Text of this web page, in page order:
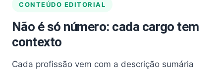
CONTEÚDO EDITORIAL
Não é só número: cada cargo tem
contexto
Cada profissão vem com a descrição sumária